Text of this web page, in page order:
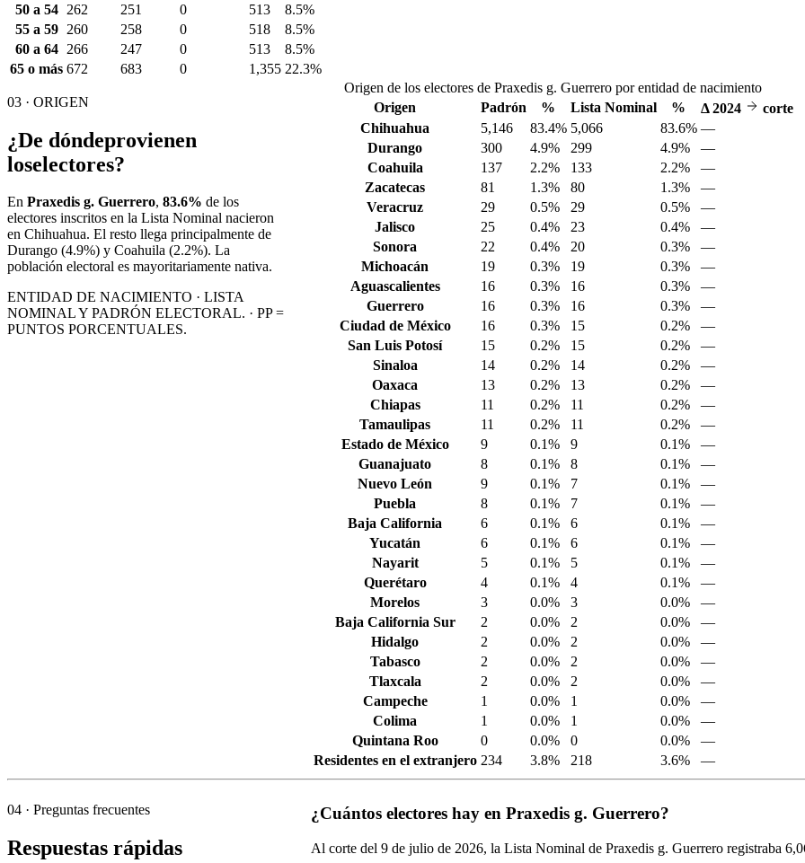
50 a 54
262 251 0 513
8.5%
55 a 59
260 258 0 518
8.5%
60 a 64
266 247 0 513
8.5%
65 o más 672 683 0 1,355 22.3%
03 · ORIGEN
¿De dóndeprovienen
loselectores?
En Praxedis g. Guerrero, 83.6% de los
electores inscritos en la Lista Nominal nacieron
en Chihuahua. El resto llega principalmente de
Durango (4.9%) y Coahuila (2.2%). La
población electoral es mayoritariamente nativa.
ENTIDAD DE NACIMIENTO · LISTA
NOMINAL Y PADRÓN ELECTORAL. · PP =
PUNTOS PORCENTUALES.
Origen de los electores de Praxedis g. Guerrero por entidad de nacimiento
Origen
Padrón % Lista Nominal % Δ2024
corte
Chihuahua
5,146 83.4% 5,066 83.6% —
Durango
300 4.9% 299 4.9%
—
Coahuila
137 2.2% 133 2.2%
—
Zacatecas
81 1.3% 80 1.3%
—
Veracruz
29 0.5% 29 0.5%
—
Jalisco
25 0.4% 23 0.4%
—
Sonora
22 0.4% 20 0.3%
—
Michoacán
19 0.3% 19 0.3%
—
Aguascalientes
16 0.3% 16 0.3%
—
Guerrero
16 0.3% 16 0.3%
—
Ciudad de México
16 0.3% 15 0.2%
—
San Luis Potosí
15 0.2% 15 0.2%
—
Sinaloa
14 0.2% 14 0.2%
—
Oaxaca
13 0.2% 13 0.2%
—
Chiapas
11 0.2% 11 0.2%
—
Tamaulipas
11 0.2% 11 0.2%
—
Estado de México
9 0.1% 9 0.1%
—
Guanajuato
8 0.1% 8 0.1%
—
Nuevo León
9 0.1% 7 0.1%
—
Puebla
8 0.1% 7 0.1%
—
Baja California
6 0.1% 6 0.1%
—
Yucatán
6 0.1% 6 0.1%
—
Nayarit
5 0.1% 5 0.1%
—
Querétaro
4 0.1% 4 0.1%
—
Morelos
3 0.0% 3 0.0%
—
Baja California Sur
2 0.0% 2 0.0%
—
Hidalgo
2 0.0% 2 0.0%
—
Tabasco
2 0.0% 2 0.0%
—
Tlaxcala
2 0.0% 2 0.0%
—
Campeche
1 0.0% 1 0.0%
—
Colima
1 0.0% 1 0.0%
—
Quintana Roo
0 0.0% 0 0.0%
—
Residentes en el extranjero 234 3.8% 218 3.6% —
04 · Preguntas frecuentes
Respuestas rápidas
¿Cuántos electores hay en Praxedis g. Guerrero?
Al corte del 9de julio de 2026, la Lista Nominal de Praxedis g. Guerrero registraba